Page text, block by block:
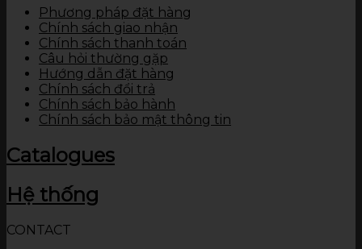
Phương pháp đặt hàng
Chính sách giao nhận
Chính sách thanh toán
Câu hỏi thường gặp
Hướng dẫn đặt hàng
Chính sách đổi trả
Chính sách bảo hành
Chính sách bảo mật thông tin
Catalogues
Hệ thống
CONTACT